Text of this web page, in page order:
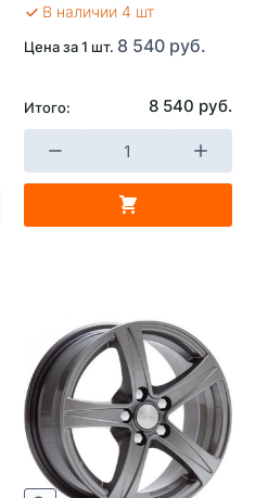
В наличии 4 шт
Цена за 1 шт. 8 540 руб.
Итого: 8 540 руб.